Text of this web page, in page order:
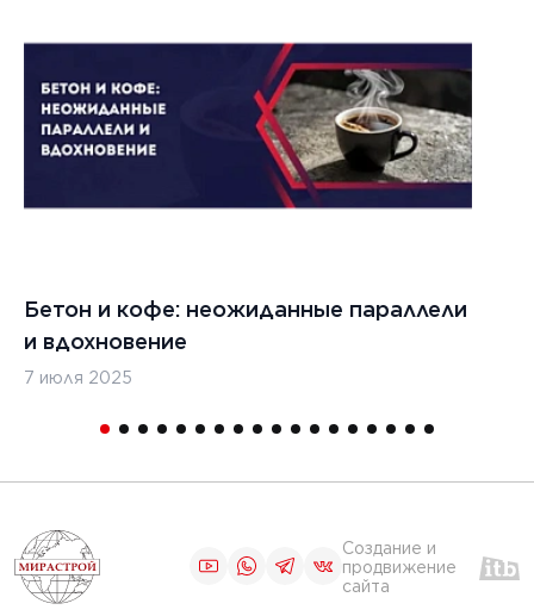
Бетон и кофе: неожиданные параллели
и вдохновение
7 июля 2025
Создание и
продвижение
сайта